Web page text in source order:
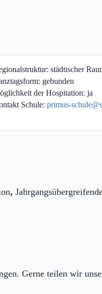
städtischer
gebunden
der Hospitation: ja
Schule: primus-
,
Gerne teilen wir